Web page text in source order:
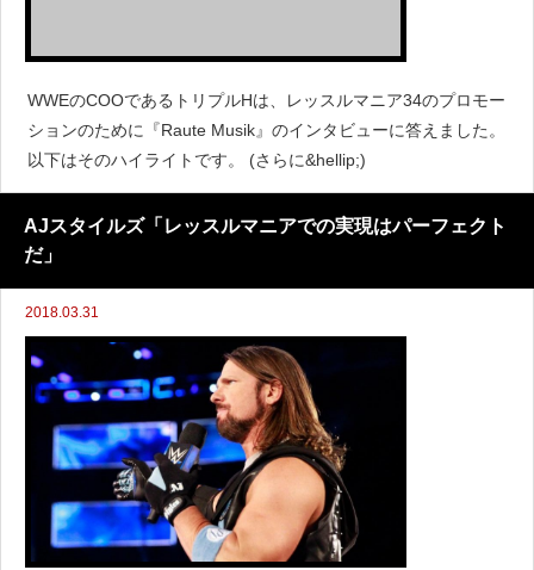
WWEのCOOであるトリプルHは、レッスルマニア34のプロモー
ションのために『Raute Musik』のインタビューに答えました。
以下はそのハイライトです。 (さらに&hellip;)
AJスタイルズ「レッスルマニアでの実現はパーフェクト
だ」
2018.03.31